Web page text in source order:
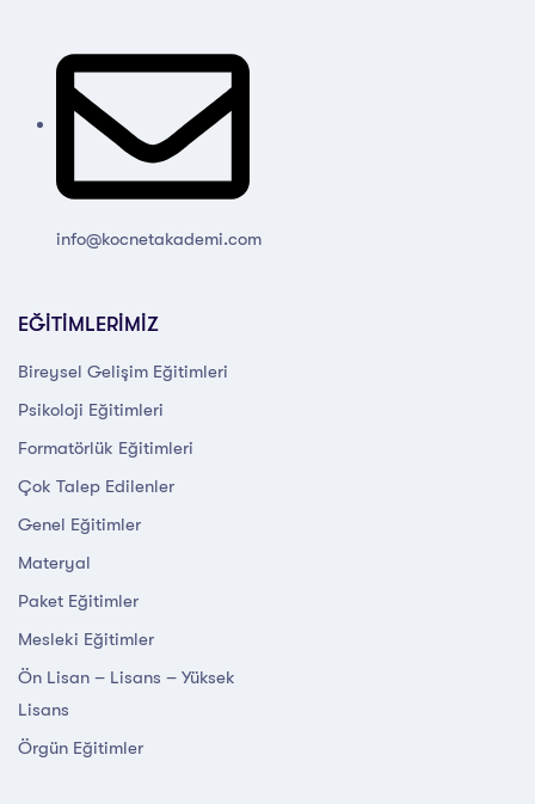
info@kocnetakademi.com
EĞİTİMLERİMİZ
Bireysel Gelişim Eğitimleri
Psikoloji Eğitimleri
Formatörlük Eğitimleri
Çok Talep Edilenler
Genel Eğitimler
Materyal
Paket Eğitimler
Mesleki Eğitimler
Ön Lisan – Lisans – Yüksek
Lisans
Örgün Eğitimler